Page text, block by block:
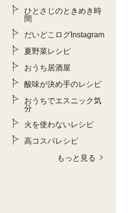
ひとさじのときめき時
間
だいどこログInstagram
夏野菜レシピ
おうち居酒屋
酸味が決め手のレシピ
おうちでエスニック気
分
火を使わないレシピ
高コスパレシピ
もっと見る